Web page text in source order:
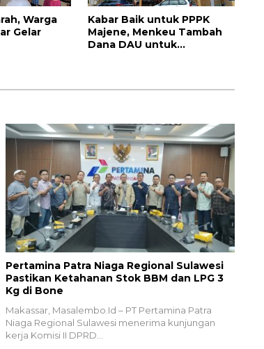
Warga
Gelar
Kabar Baik untuk PPPK
Majene, Menkeu Tambah
Dana DAU untuk
Pertamina Patra Niaga Regional Sulawesi
Pastikan Ketahanan Stok BBM dan LPG 3
Kg di Bone
Makassar, Masalembo.Id – PT Pertamina Patra
Niaga Regional Sulawesi menerima kunjungan
kerja Komisi II DPRD…